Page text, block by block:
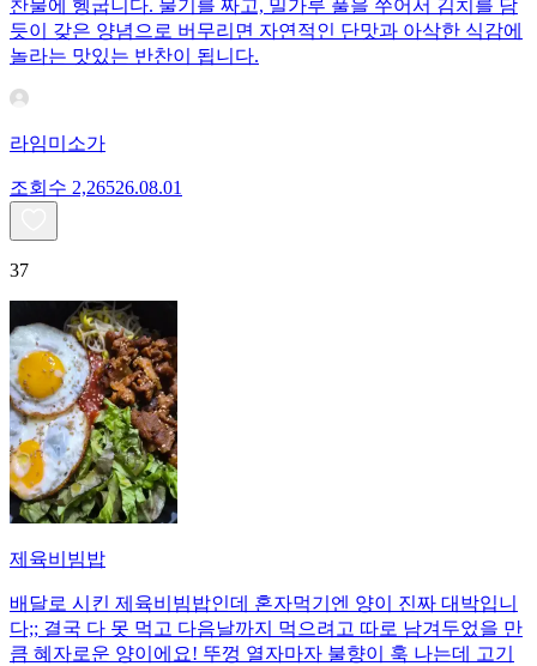
찬물에 헹굽니다. 물기를 짜고, 밀가루 풀을 쑤어서 김치를 담
듯이 갖은 양념으로 버무리면 자연적인 단맛과 아삭한 식감에
놀라는 맛있는 반찬이 됩니다.
라임미소가
조회수 2,26526.08.01
37
제육비빔밥
배달로 시킨 제육비빔밥인데 혼자먹기엔 양이 진짜 대박입니
다;; 결국 다 못 먹고 다음날까지 먹으려고 따로 남겨두었을 만
큼 혜자로운 양이에요! 뚜껑 열자마자 불향이 훅 나는데 고기